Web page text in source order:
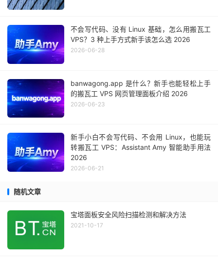
不会写代码、没有 Linux 基础，怎么用搬瓦工
VPS？3 种上手方式新手该怎么选 2026
2026-06-28
banwagong.app 是什么？新手也能轻松上手
的搬瓦工 VPS 网页管理面板介绍 2026
2026-06-23
新手小白不会写代码、不会用 Linux，也能玩
转搬瓦工 VPS：Assistant Amy 智能助手用法
2026
2026-06-21
随机文章
宝塔面板安全风险扫描检测和解决方法
2021-10-17